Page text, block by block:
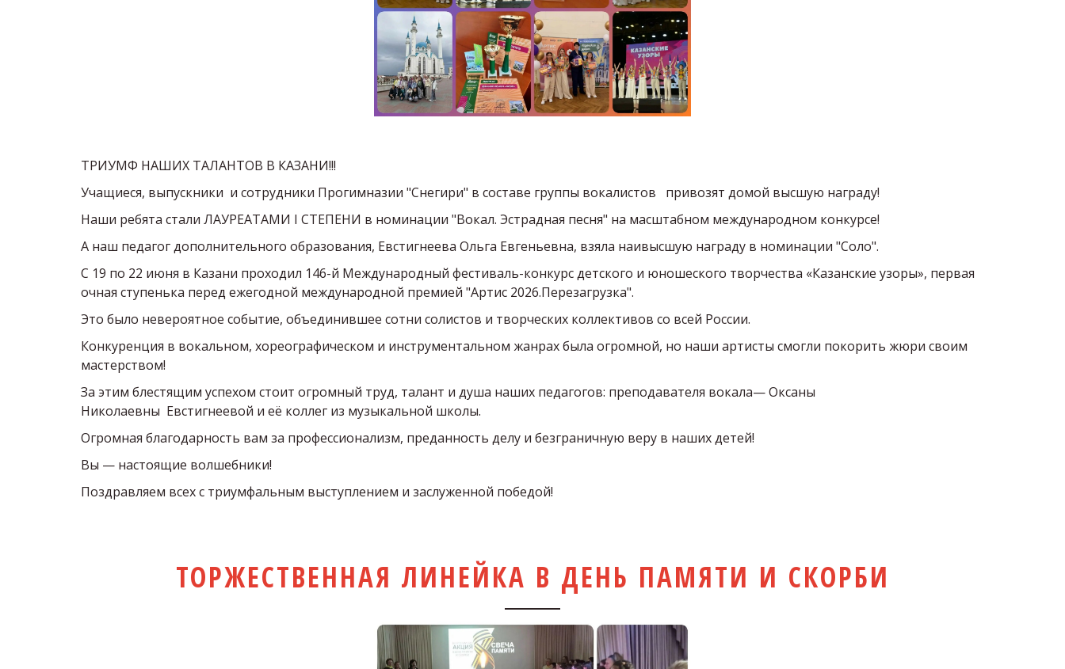
ТРИУМФ НАШИХ ТАЛАНТОВ В КАЗАНИ!!!
Учащиеся, выпускники  и сотрудники Прогимназии "Снегири" в составе группы вокалистов   привозят домой высшую награду!
Наши ребята стали ЛАУРЕАТАМИ I СТЕПЕНИ в номинации "Вокал. Эстрадная песня" на масштабном международном конкурсе!
А наш педагог дополнительного образования, Евстигнеева Ольга Евгеньевна, взяла наивысшую награду в номинации "Соло".
С 19 по 22 июня в Казани проходил 146-й Международный фестиваль-конкурс детского и юношеского творчества «Казанские узоры», первая
очная ступенька перед ежегодной международной премией "Артис 2026.Перезагрузка".
Это было невероятное событие, объединившее сотни солистов и творческих коллективов со всей России.
Конкуренция в вокальном, хореографическом и инструментальном жанрах была огромной, но наши артисты смогли покорить жюри своим
мастерством!
За этим блестящим успехом стоит огромный труд, талант и душа наших педагогов: преподавателя вокала— Оксаны
Николаевны  Евстигнеевой и её коллег из музыкальной школы.
Огромная благодарность вам за профессионализм, преданность делу и безграничную веру в наших детей!
Вы — настоящие волшебники!
Поздравляем всех с триумфальным выступлением и заслуженной победой!
ТОРЖЕСТВЕННАЯ ЛИНЕЙКА В ДЕНЬ ПАМЯТИ И СКОРБИ